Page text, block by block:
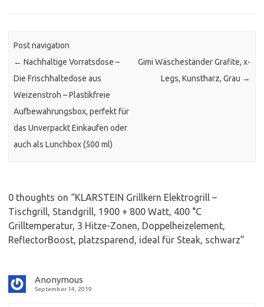
Post navigation
← Nachhaltige Vorratsdose –
Die Frischhaltedose aus
Weizenstroh – Plastikfreie
Aufbewahrungsbox, perfekt für
das Unverpackt Einkaufen oder
auch als Lunchbox (500 ml)
Gimi Wäscheständer Grafite, x-
Legs, Kunstharz, Grau →
0 thoughts on “KLARSTEIN Grillkern Elektrogrill –
Tischgrill, Standgrill, 1900 + 800 Watt, 400 °C
Grilltemperatur, 3 Hitze-Zonen, Doppelheizelement,
ReflectorBoost, platzsparend, ideal für Steak, schwarz”
Anonymous
September 14, 2019